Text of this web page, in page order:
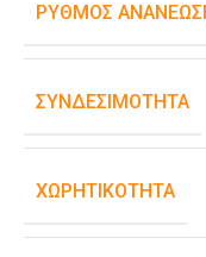
ΡΥΘΜΌΣ
ΣΥΝΔΕΣΙΜΌΤΗΤΑ
ΧΩΡΗΤΙΚΌΤΗΤΑ